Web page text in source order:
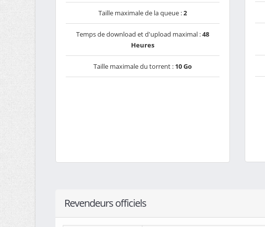
Taille maximale de la queue :2
Temps de download et d'upload maximal :48
Heures
Taille maximale du torrent : 10 Go
Revendeurs officiels